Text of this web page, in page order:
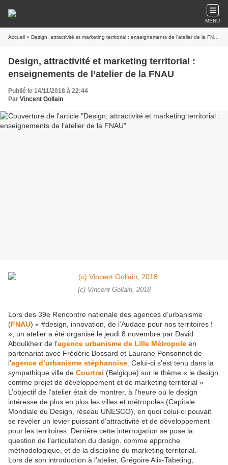
MENU
Accueil » Design, attractivité et marketing territorial : enseignements de l’atelier de la FNAU
Design, attractivité et marketing territorial :
enseignements de l’atelier de la FNAU
Publié le 14/11/2018 à 22:44
Par Vincent Gollain
(c) Vincent Gollain, 2018
Lors des 39e Rencontre nationale des agences d’urbanisme
(FNAU) « #design, innovation, de l’Audace pour nos territoires !
», un atelier a été organisé le jeudi 8 novembre par David
Aboulkheir de l’agence urbanisme de Lille Métropole en
partenariat avec Frédéric Bossard et Laurane Ponsonnet de
l’agence d’urbanisme stéphanoise . Celui-ci s’est tenu dans la
sympathique ville de Courtrai (Belgique) sur le thème « le design
comme projet de développement et de marketing territorial »
L’objectif de l’atelier était de montrer, à l’heure où le design
intéresse de plus en plus les villes et métropoles (Capitale
Mondiale du Design, réseau UNESCO), en quoi celui-ci pouvait
se révéler un levier puissant d’attractivité et de développement
pour les territoires. Derrière cette interrogation se pose la
question de l’articulation du design, comme approche
méthodologique, et de la discipline du marketing territorial.
Lors de son introduction à l’atelier, Grégoire Alix-Tabeling,